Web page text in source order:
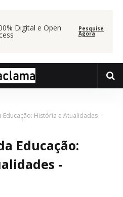
Digital e Open Pesquise
Agora
Educação: História e Atualidades -
Educação:
-